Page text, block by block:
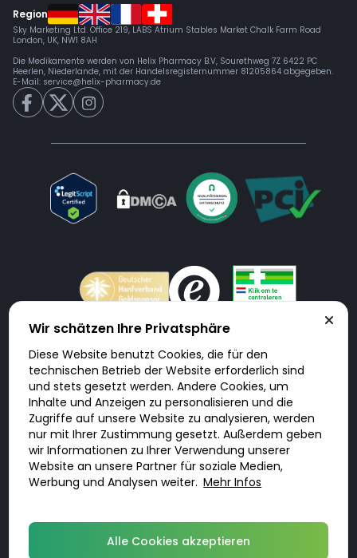
Region
Sky Marketing Ltd. Office 219, LABS Atrium Stables Market Chalk Farm Road
London, UK, NW1 8AH
Die Medikamente werden von Helix Pharmacy B.V, Sourethweg 7Z 6422 PC
Heerlen, Niederlande, mit der Handelsregisternummer 81205864 abgegeben.
E-Mail: service@helix-pharmacy.de
Doktorabc.com ist eine Vermittlungsplattform. Doktorabc ist ausdrücklich
keine Internetapotheke. Doktorabc bietet keine Medikamente oder
sonstige Produkte an oder liefert diese. Jegliche Informationen zu
Produkten, Medikamenten und Preisen auf der Internetseite beinhalten
kein Angebot von Doktorabc an Sie. Für die Einhaltung der in Ihrem Land
geltenden Gesetze und sonstigen Rechtsvorschriften sind Sie als Nutzer
selbst verantwortlich. Die Nutzung unseres Services auf Doktorabc durch
Sie erfolgt auf eigenes Risiko und in eigener Verantwortung. Sie erklären,
diese Internetseite aus eigener Initiative zu besuchen und zu nutzen.
Wir schätzen Ihre Privatsphäre
Diese Website benutzt Cookies, die für den
technischen Betrieb der Website erforderlich sind
und stets gesetzt werden. Andere Cookies, um
Inhalte und Anzeigen zu personalisieren und die
Zugriffe auf unsere Website zu analysieren, werden
nur mit Ihrer Zustimmung gesetzt. Außerdem geben
wir Informationen zu Ihrer Verwendung unserer
Website an unsere Partner für soziale Medien,
Werbung und Analysen weiter. Mehr Infos
Alle Cookies akzeptieren